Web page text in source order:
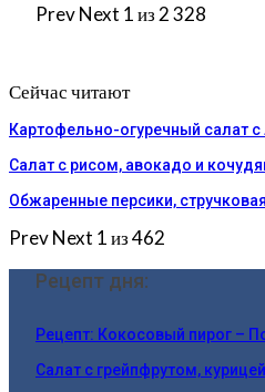
PrevNext 1 из 2 328
Сейчас читают
Картофельно-огуречный салат
Салат с рисом, авокадо и
Обжаренные персики,
PrevNext 1 из 462
Рецепт дня:
Рецепт: Кокосовый пирог –
Салат с грейпфрутом,